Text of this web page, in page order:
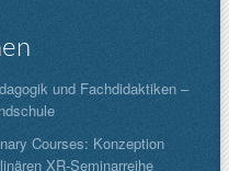
und Fachdidaktiken –
Courses: Konzeption
XR-Seminarreihe